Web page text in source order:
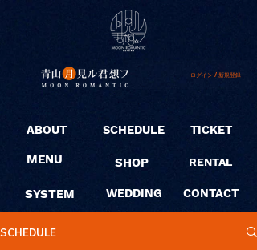
ログイン / 新規登録
ABOUT
MENU
SYSTEM
SCHEDULE
SHOP
WEDDING
TICKET
RENTAL
CONTACT
SCHEDULE